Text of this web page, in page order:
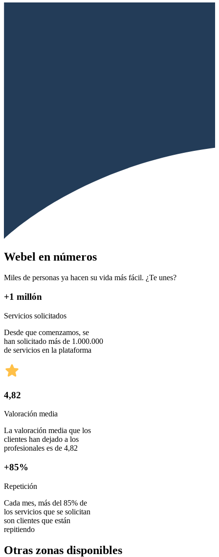
Webel en números
Miles de personas ya hacen su vida más fácil. ¿Te unes?
+1 millón
Servicios solicitados
Desde que comenzamos, se
han solicitado más de 1.000.000
de servicios en la plataforma
4,82
Valoración media
La valoración media que los
clientes han dejado a los
profesionales es de 4,82
+85%
Repetición
Cada mes, más del 85% de
los servicios que se solicitan
son clientes que están
repitiendo
Otras zonas disponibles